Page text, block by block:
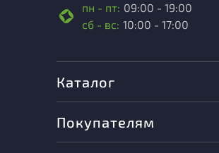
пн - пт: 09:00 - 19:00
сб - вс: 10:00 - 17:00
Каталог
Покупателям